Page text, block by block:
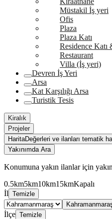
Müstakil İş yeri
Ofis
Plaza
Plaza Katı
Residence Katı
Restaurant
Villa (İş yeri)
Devren İş Yeri
Arsa
Kat Karşılığı Arsa
Turistik Tesis
Kiralık
Projeler
HaritaDeğerleri ve ilanları tematik
Yakınımda Ara
Konumuna yakın ilanlar için
0.5km5km10km15kmKapalı
İl Temizle
İlçe Temizle